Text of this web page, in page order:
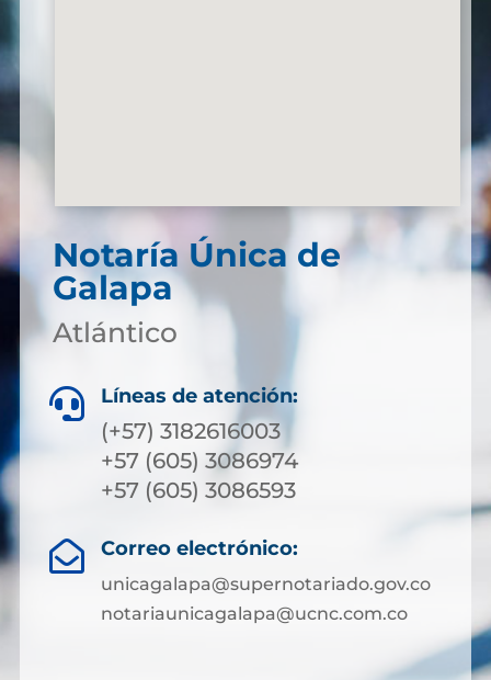
Notaría Única de
Galapa
Atlántico
 Líneas de atención:
(+57) 3182616003
+57 (605) 3086974
+57 (605) 3086593
 Correo electrónico:
unicagalapa@supernotariado.gov.co
notariaunicagalapa@ucnc.com.co